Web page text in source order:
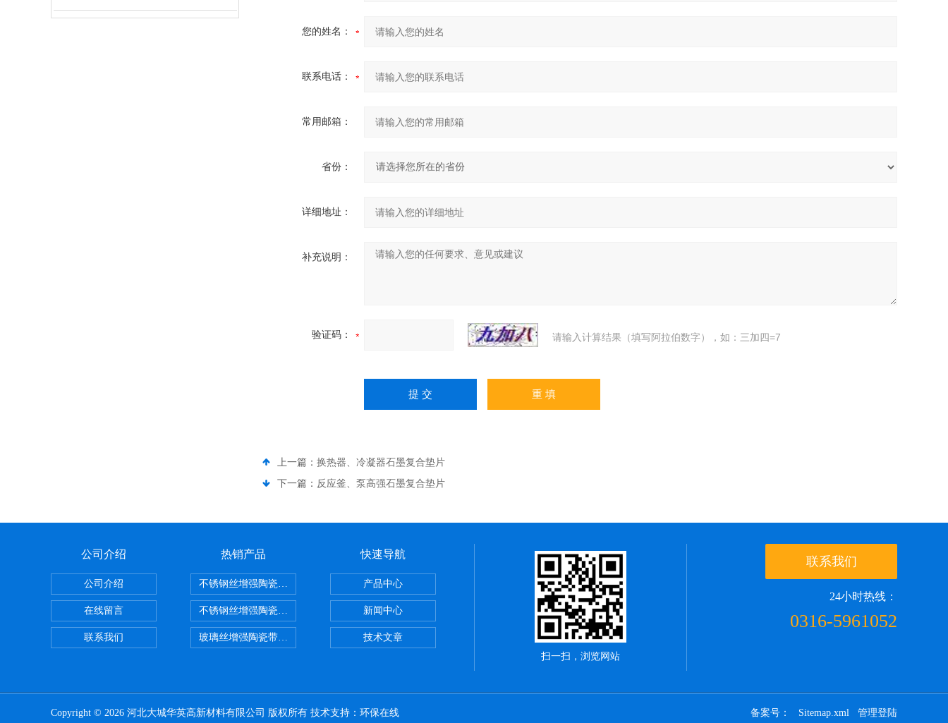
您的姓名：
联系电话：
常用邮箱：
省份：
详细地址：
补充说明：
验证码： 请输入计算结果（填写阿拉伯数字），如：三加四=7
上一篇： 换热器、冷凝器石墨复合垫片
下一篇： 反应釜、泵高强石墨复合垫片
公司介绍
公司介绍
在线留言
联系我们
热销产品
不锈钢丝增强陶瓷纤维布，陶瓷布用途
不锈钢丝增强陶瓷纤维布应用范围
玻璃丝增强陶瓷带，硅酸铝纤维带供应商
快速导航
产品中心
新闻中心
技术文章
扫一扫，浏览网站
联系我们
24小时热线：
0316-5961052
Copyright © 2026 河北大城华英高新材料有限公司 版权所有 技术支持： 环保在线 备案号： Sitemap.xml 管理登陆